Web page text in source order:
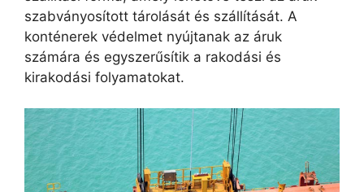
szabványosított tárolását és szállítását. A
konténerek védelmet nyújtanak az áruk
számára és egyszerűsítik a rakodási és
kirakodási folyamatokat.